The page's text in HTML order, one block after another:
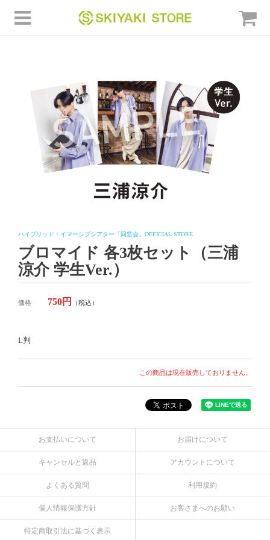
ハイブリッド・イマーシブシアター「同窓会」OFFICIAL STORE
ブロマイド 各3枚セット（三浦
涼介 学生Ver.）
価格 750円 （税込）
L判
この商品は現在販売しておりません。
お支払いについて お届けについて
キャンセルと返品 アカウントについて
よくある質問 利用規約
個人情報保護方針 お客さまへのお願い
特定商取引法に基づく表示